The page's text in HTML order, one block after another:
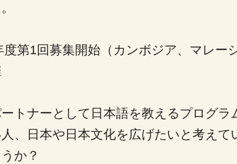
第1回募集開始（カンボジア、マレーシ
トナーとして日本語を教えるプログラ
、日本や日本文化を広げたいと考え
か？